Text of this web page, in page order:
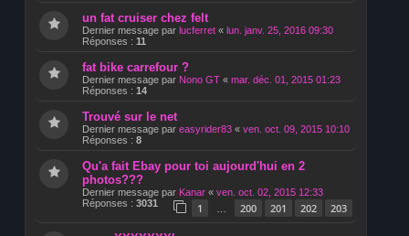
un fat cruiser chez felt
Dernier message par lucferret « lun. janv. 25, 2016 09:30
Réponses : 11
fat bike carrefour ?
Dernier message par Nono GT « mar. déc. 01, 2015 01:23
Réponses : 14
Trouvé sur le net
Dernier message par easyrider83 « ven. oct. 09, 2015 10:10
Réponses : 8
Qu'a fait Ebay pour toi aujourd'hui en 2
photos???
Dernier message par Kanar « ven. oct. 02, 2015 12:33
Réponses : 3031 1 200 201 202 203